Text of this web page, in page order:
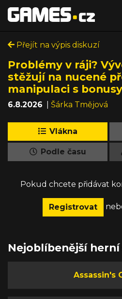
Přejít na výpis diskuzí
Problémy v ráji?
stěžují na nucené
manipulaci s bonusy
6.8.2026 Šárka Tmějová
Vlákna
Podle času
Pokud chcete přidávat
Registrovat
Nejoblíbenější herní
Assassin's